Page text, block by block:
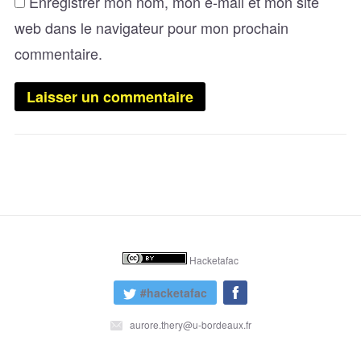
web dans le navigateur pour mon prochain
commentaire.
Hacketafac
#hacketafac
aurore.thery@u-bordeaux.fr